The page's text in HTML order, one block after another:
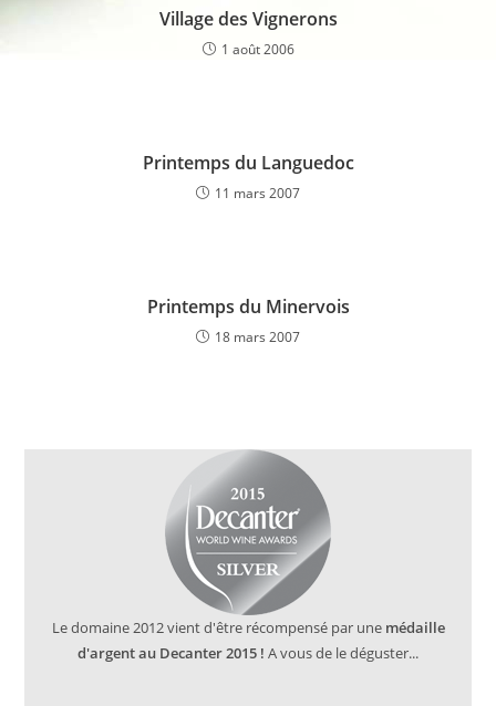
Village des Vignerons
1 août 2006
Printemps du Languedoc
11 mars 2007
Printemps du Minervois
18 mars 2007
Le domaine 2012 vient d'être récompensé par une médaille
d'argent au Decanter 2015 ! A vous de le déguster...